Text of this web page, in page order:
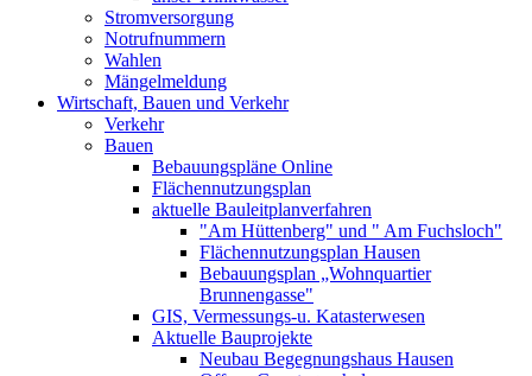
Stromversorgung
Notrufnummern
Wahlen
Mängelmeldung
Wirtschaft, Bauen und Verkehr
Verkehr
Bauen
Bebauungspläne Online
Flächennutzungsplan
aktuelle Bauleitplanverfahren
"Am Hüttenberg" und " Am Fuchsloch"
Flächennutzungsplan Hausen
Bebauungsplan „Wohnquartier
Brunnengasse"
GIS, Vermessungs-u. Katasterwesen
Aktuelle Bauprojekte
Neubau Begegnungshaus Hausen